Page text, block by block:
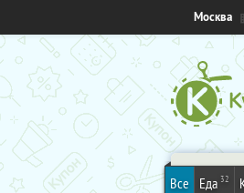
Москва
Все Еда 32